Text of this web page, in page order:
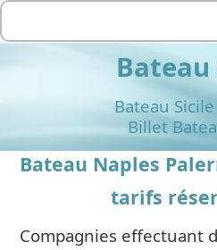
Bateau
Bateau
Billet
Bateau Naples
tarifs
Compagnies effectuant